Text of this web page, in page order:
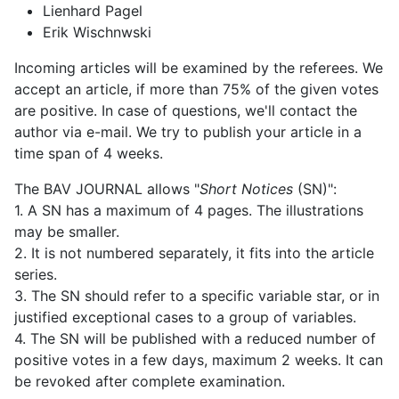
Lienhard Pagel
Erik Wischnwski
Incoming articles will be examined by the referees. We
accept an article, if more than 75% of the given votes
are positive. In case of questions, we'll contact the
author via e-mail. We try to publish your article in a
time span of 4 weeks.
The BAV JOURNAL allows "Short Notices (SN)":
1. A SN has a maximum of 4 pages. The illustrations
may be smaller.
2. It is not numbered separately, it fits into the article
series.
3. The SN should refer to a specific variable star, or in
justified exceptional cases to a group of variables.
4. The SN will be published with a reduced number of
positive votes in a few days, maximum 2 weeks. It can
be revoked after complete examination.